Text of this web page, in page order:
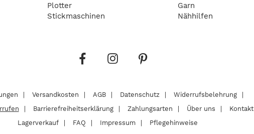
Plotter
Stickmaschinen
Garn
Nähhilfen
Versandkosten AGB Datenschutz
Widerrufsbelehrung
Barrierefreiheitserklärung Zahlungsarten Über uns
Kontakt
Lagerverkauf
FAQ Impressum Pflegehinweise